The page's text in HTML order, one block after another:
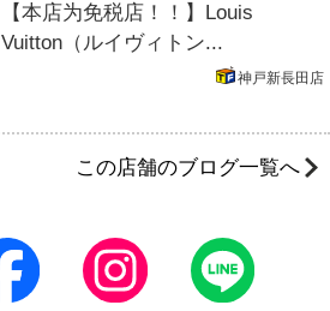
【本店为免税店！！】Louis
Vuitton（ルイヴィトン...
神戸新長田店
この店舗のブログ一覧へ